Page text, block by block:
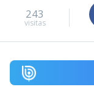
243
visitas